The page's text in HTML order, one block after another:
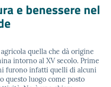
e benessere nel
quella che dà origine
intorno al XV secolo. Prime
furono infatti quelli di alcuni
questo luogo come posto